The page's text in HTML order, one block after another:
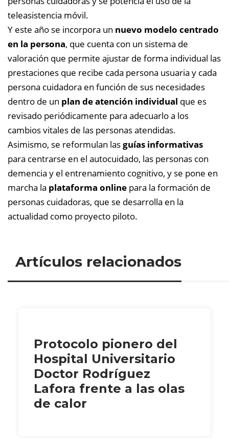
teleasistencia móvil.
Y este año se incorpora un nuevo modelo centrado
en la persona, que cuenta con un sistema de
valoración que permite ajustar de forma individual las
prestaciones que recibe cada persona usuaria y cada
persona cuidadora en función de sus necesidades
dentro de un plan de atención individual que es
revisado periódicamente para adecuarlo a los
cambios vitales de las personas atendidas.
Asimismo, se reformulan lasguías informativas
para centrarse en el autocuidado, las personas con
demencia y el entrenamiento cognitivo, y se pone en
marcha la plataforma online para la formación de
personas cuidadoras, que se desarrolla en la
actualidad como proyecto piloto.
Artículos relacionados
Protocolo pionero del
Hospital Universitario
Doctor Rodríguez
Lafora frente a las olas
de calor